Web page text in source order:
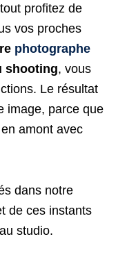
profitez de
vos proches
photographe
shooting, vous
Le résultat
image, parce que
amont avec
dans notre
de ces instants
studio.